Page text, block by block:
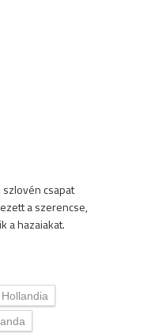
csapat
a szerencse,
a hazaiakat.
Hollandia